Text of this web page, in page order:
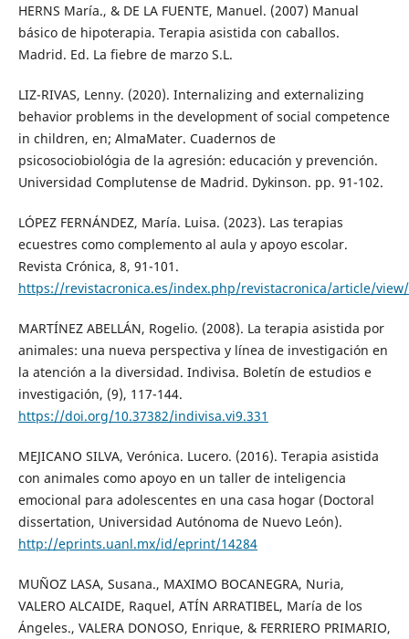
HERNS María., & DE LA FUENTE, Manuel. (2007) Manual
básico de hipoterapia. Terapia asistida con caballos.
Madrid. Ed. La fiebre de marzo S.L.
LIZ-RIVAS, Lenny. (2020). Internalizing and externalizing
behavior problems in the development of social competence
in children, en; AlmaMater. Cuadernos de
psicosociobiológia de la agresión: educación y prevención.
Universidad Complutense de Madrid. Dykinson. pp. 91-102.
LÓPEZ FERNÁNDEZ, María. Luisa. (2023). Las terapias
ecuestres como complemento al aula y apoyo escolar.
Revista Crónica, 8, 91-101.
https://revistacronica.es/index.php/revistacronica/article/
MARTÍNEZ ABELLÁN, Rogelio. (2008). La terapia asistida por
animales: una nueva perspectiva y línea de investigación en
la atención a la diversidad. Indivisa. Boletín de estudios e
investigación, (9), 117-144.
https://doi.org/10.37382/indivisa.vi9.331
MEJICANO SILVA, Verónica. Lucero. (2016). Terapia asistida
con animales como apoyo en un taller de inteligencia
emocional para adolescentes en una casa hogar (Doctoral
dissertation, Universidad Autónoma de Nuevo León).
http://eprints.uanl.mx/id/eprint/14284
MUÑOZ LASA, Susana., MAXIMO BOCANEGRA, Nuria,
VALERO ALCAIDE, Raquel, ATÍN ARRATIBEL, María de los
Ángeles., VALERA DONOSO, Enrique, & FERRIERO PRIMARIO,